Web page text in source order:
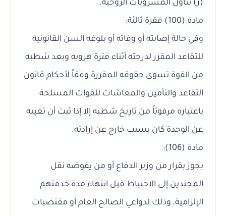
(ز) تناول المشروبات الروحية.
مادة (100) فقرة ثالثة:
وفي حالة إصابته أو وفاته أو بلوغه السن القانونية
للتقاعد المقرر لدرجته أثناء فترة هروبه وبعد شطبه
من القوة تسوى حقوقه المقررة وفقاً لأحكام قانون
التقاعد والتأمين والمعاشات للقوات المسلحة
باعتباره مرفوتاً من تاريخ شطبه إلا إذا ثبت أن تغيبه
عن الوحدة كان بسبب خارج عن إرادته.
مادة (106):
يجوز بقرار من وزير الدفاع أو من يفوضه نقل
المجندين إلى الاحتياط قبل انتهاء مدة خدمتهم
الإلزامية، وذلك لدواعي الصالح العام أو مقتضيات